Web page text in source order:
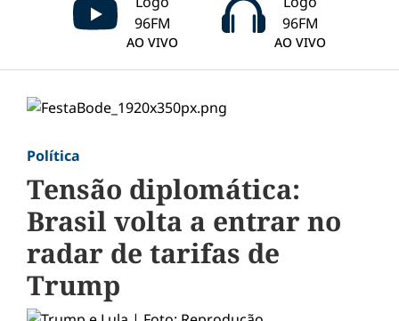
AO VIVO AO VIVO
Política
Tensão diplomática:
Brasil volta a entrar no
radar de tarifas de
Trump